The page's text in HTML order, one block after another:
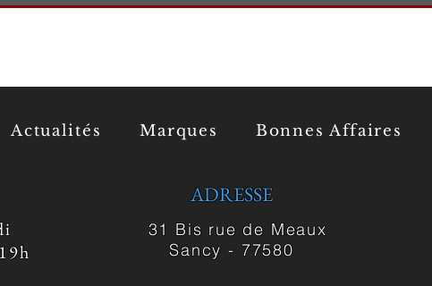
Actualités Marques Bonnes Affaires
ADRESSE
31 Bis rue de Meaux
Sancy - 77580